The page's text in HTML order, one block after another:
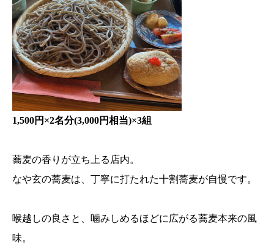
1,500円×2名分(3,000円相当)×3組
蕎麦の香りが立ち上る店内。
なや玄の蕎麦は、丁寧に打たれた十割蕎麦が自慢です。
喉越しの良さと、噛みしめるほどに広がる蕎麦本来の風
味。